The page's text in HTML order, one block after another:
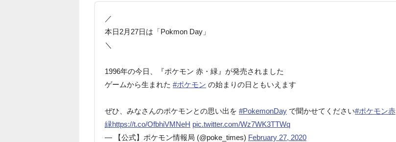
／
本日2月27日は「Pokmon Day」
＼
1996年の今日、『ポケモン 赤・緑』が発売されました
ゲームから生まれた #ポケモン の始まりの日ともいえます
ぜひ、みなさんのポケモンとの思い出を #PokemonDay で聞かせてください#ポケモン赤
緑https://t.co/OfbhiVMNeH pic.twitter.com/Wz7WK3TTWq
— 【公式】ポケモン情報局 (@poke_times) February 27, 2020